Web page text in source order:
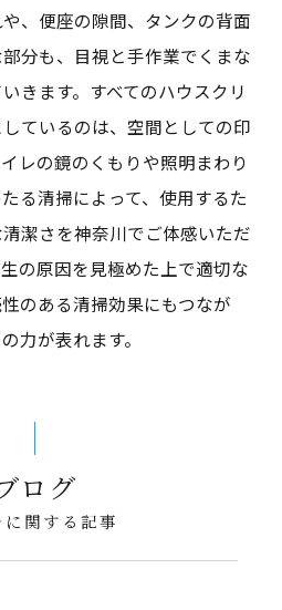
、便座の隙間、タンクの背面
分も、目視と手作業でくまな
きます。すべてのハウスクリ
ているのは、空間としての印
レの鏡のくもりや照明まわり
る清掃によって、使用するた
潔さを神奈川でご体感いただ
の原因を見極めた上で適切な
のある清掃効果にもつなが
力が表れます。
ログ
に関する記事